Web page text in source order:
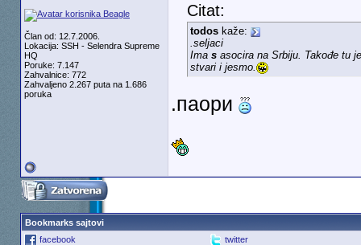
Član od: 12.7.2006.
Lokacija: SSH - Selendra Supreme
HQ
Poruke: 7.147
Zahvalnice: 772
Zahvaljeno 2.267 puta na 1.686
poruka
Citat:
todoskaže:
.seljaci
Ima sasocira na Srbiju. Takođe tu
stvari i jesmo.
.паори
Bookmarks sajtovi
facebook
twitter